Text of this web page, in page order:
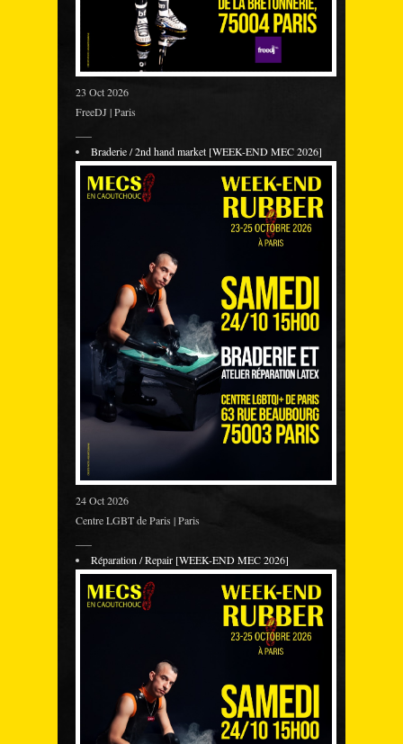
23 Oct 2026
FreeDJ | Paris
Braderie / 2nd hand market [WEEK-END MEC 2026]
24 Oct 2026
Centre LGBT de Paris | Paris
Réparation / Repair [WEEK-END MEC 2026]